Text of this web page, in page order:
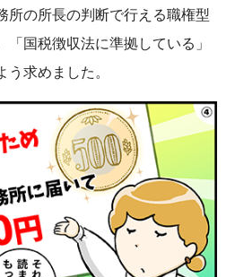
所の所長の判断で行える職権型
国税徴収法に準拠している」
う求めました。